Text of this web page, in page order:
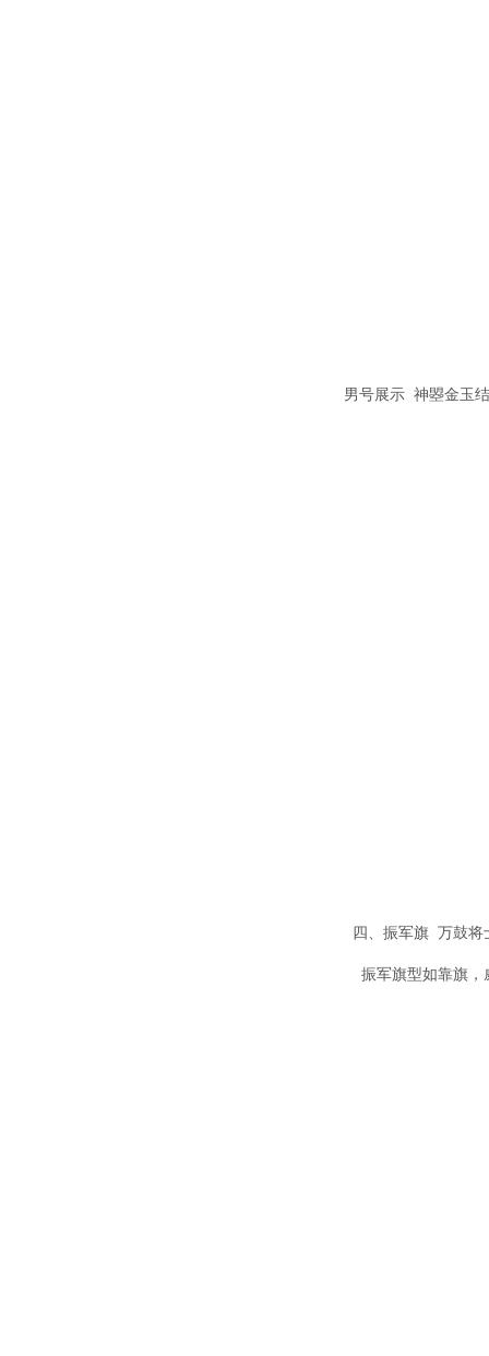
男号展示 神曌金玉
四、振军旗 万鼓将
振军旗型如靠旗，